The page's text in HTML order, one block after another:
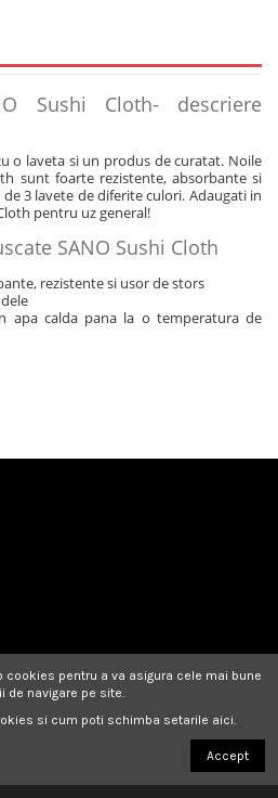
Sushi Cloth- descriere
o laveta si un produs de curatat. Noile
sunt foarte rezistente, absorbante si
de 3 lavete de diferite culori. Adaugati in
pentru uz general!
SANO Sushi Cloth
rezistente si usor de stors
apa calda pana la o temperatura de
Online realizat de
pentru a va asigura cele mai bune
de navigare pe site.
si cum poti schimba setarile aici.
Accept